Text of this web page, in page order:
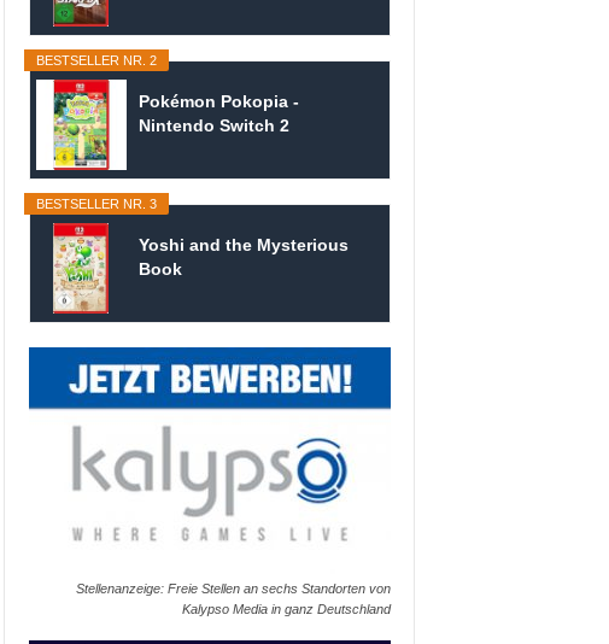
BESTSELLER NR. 2
Pokémon Pokopia -
Nintendo Switch 2
BESTSELLER NR. 3
Yoshi and the Mysterious
Book
Stellenanzeige: Freie Stellen an sechs Standorten von
Kalypso Media in ganz Deutschland